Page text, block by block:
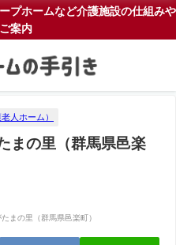
プホームなど介護施設の仕組みや
案内
人ホーム）
まの里（群馬県邑楽